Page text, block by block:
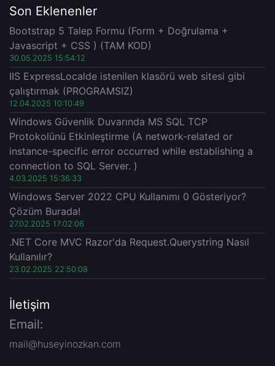
Son Eklenenler
Bootstrap 5 Talep Formu (Form + Doğrulama +
Javascript + CSS ) (TAM KOD)
30.05.2025 15:54:12
IIS ExpressLocalde istenilen klasörü web sitesi gibi
çalıştırmak (PROGRAMSIZ)
12.04.2025 10:10:49
Windows Güvenlik Duvarında MS SQL TCP
Protokolünü Etkinleştirme (A network-related or
instance-specific error occurred while establishing a
connection to SQL Server. )
4.03.2025 15:36:33
Windows Server 2022 CPU Kullanımı 0 Gösteriyor?
Çözüm Burada!
27.02.2025 17:02:06
.NET Core MVC Razor'da Request.Querystring Nasıl
Kullanılır?
23.02.2025 22:50:08
İletişim
Email:
mail@huseyinozkan.com